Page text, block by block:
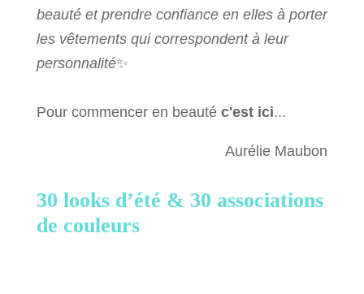
beauté et prendre confiance en elles à porter
les vêtements qui correspondent à leur
personnalité✨
Pour commencer en beauté c'est ici...
Aurélie Maubon
30 looks d’été & 30 associations
de couleurs